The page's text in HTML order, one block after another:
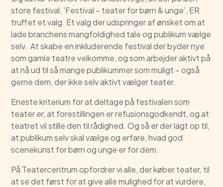
store festival, ’Festival – teater for børn & unge’, ER
truffet et valg. Et valg der udspringer af ønsket om at
lade branchens mangfoldighed tale og publikum vælge
selv. At skabe en inkluderende festival der byder nye
som gamle teatre velkomme, og som arbejder aktivt på
at nå ud til så mange publikummer som muligt – også
gerne dem, der ikke selv aktivt vælger teater.
Eneste kriterium for at deltage på festivalen som
teater er, at forestillingen er refusionsgodkendt, og at
teatret vil stille den til rådighed. Og så er der lagt op til,
at publikum selv skal vælge og erfare, hvad god
scenekunst for børn og unge er for dem.
På Teatercentrum opfordrer vi alle, der køber teater, til
at se det først for at give alle mulighed for at vurdere,